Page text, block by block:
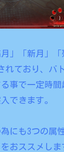
」「新月」「
れており、バ
事で一定時
できます。
にも3つの属
おススメしま